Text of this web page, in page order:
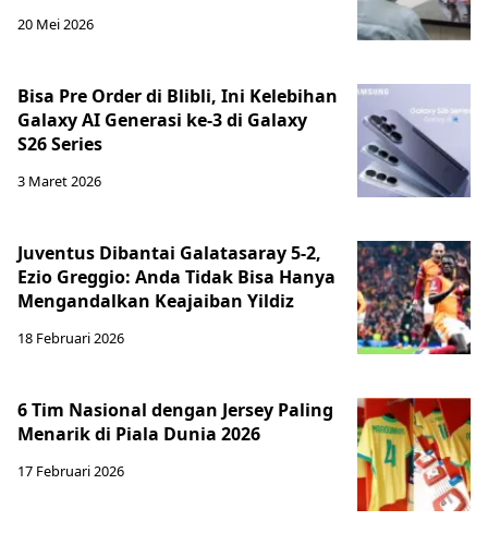
20 Mei 2026
Bisa Pre Order di Blibli, Ini Kelebihan
Galaxy AI Generasi ke-3 di Galaxy
S26 Series
3 Maret 2026
Juventus Dibantai Galatasaray 5-2,
Ezio Greggio: Anda Tidak Bisa Hanya
Mengandalkan Keajaiban Yildiz
18 Februari 2026
6 Tim Nasional dengan Jersey Paling
Menarik di Piala Dunia 2026
17 Februari 2026